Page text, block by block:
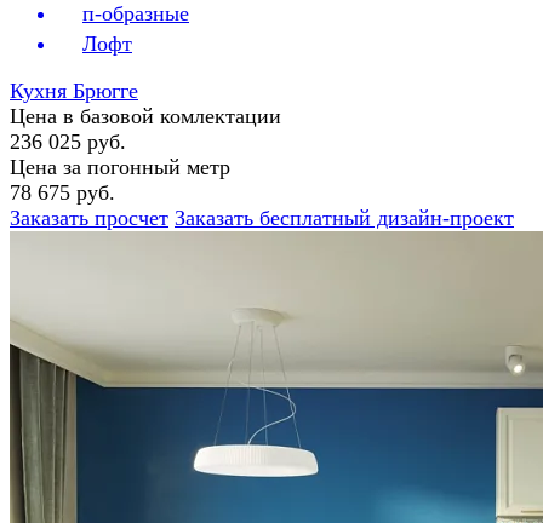
п-образные
Лофт
Кухня Брюгге
Цена в базовой комлектации
236 025 руб.
Цена за погонный метр
78 675 руб.
Заказать просчет Заказать бесплатный дизайн-проект